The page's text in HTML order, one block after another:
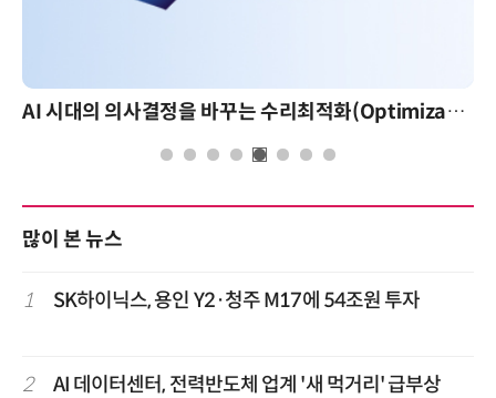
AI 시대의 의사결정을 바꾸는 수리최적화(Optimization): 실제 산업 적용 사례와 활용 전략 AI 핀옵스 실전
많이 본 뉴스
1 SK하이닉스, 용인 Y2·청주 M17에 54조원 투자
2 AI 데이터센터, 전력반도체 업계 '새 먹거리' 급부상